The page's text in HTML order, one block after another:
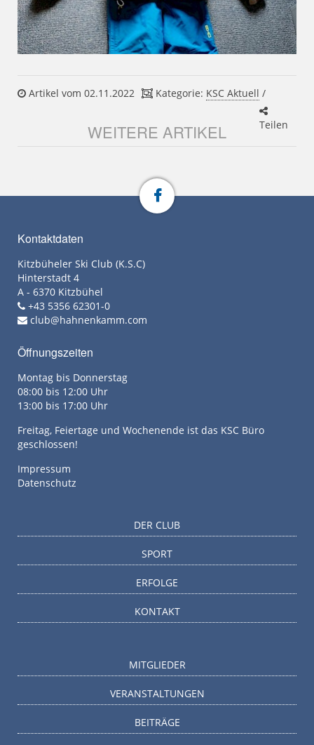
Artikel vom 02.11.2022 Kategorie: KSC Aktuell /
Teilen
WEITERE ARTIKEL
Kontaktdaten
Kitzbüheler Ski Club (K.S.C)
Hinterstadt 4
A - 6370 Kitzbühel
+43 5356 62301-0
club@hahnenkamm.com
Öffnungszeiten
Montag bis Donnerstag
08:00 bis 12:00 Uhr
13:00 bis 17:00 Uhr
Freitag, Feiertage und Wochenende ist das KSC Büro
geschlossen!
Impressum
Datenschutz
DER CLUB
SPORT
ERFOLGE
KONTAKT
MITGLIEDER
VERANSTALTUNGEN
BEITRÄGE